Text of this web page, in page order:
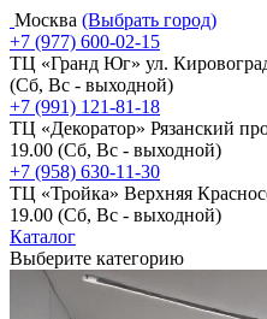
Москва (Выбрать город)
+7 (977) 600-02-15
ТЦ «Гранд Юг» ул.
(Сб, Вс - выходной)
+7 (991) 121-81-18
ТЦ «Декоратор» Рязанский
19.00 (Сб, Вс - выходной)
+7 (958) 630-11-30
ТЦ «Тройка» Верхняя
19.00 (Сб, Вс - выходной)
Каталог
Выберите категорию